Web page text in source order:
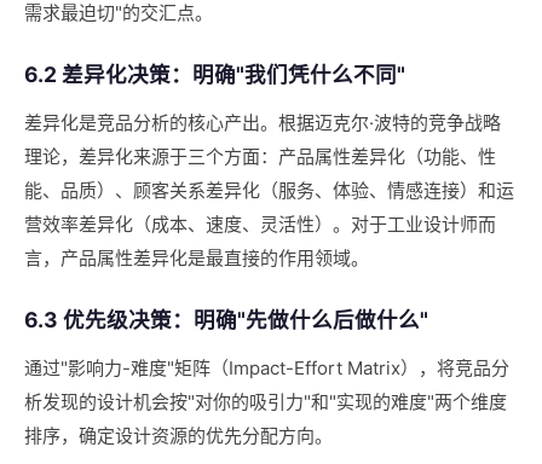
需求最迫切"的交汇点。
6.2 差异化决策：明确"我们凭什么不同"
差异化是竞品分析的核心产出。根据迈克尔·波特的竞争战略
理论，差异化来源于三个方面：产品属性差异化（功能、性
能、品质）、顾客关系差异化（服务、体验、情感连接）和运
营效率差异化（成本、速度、灵活性）。对于工业设计师而
言，产品属性差异化是最直接的作用领域。
6.3 优先级决策：明确"先做什么后做什么"
通过"影响力-难度"矩阵（Impact-Effort Matrix），将竞品分
析发现的设计机会按"对你的吸引力"和"实现的难度"两个维度
排序，确定设计资源的优先分配方向。